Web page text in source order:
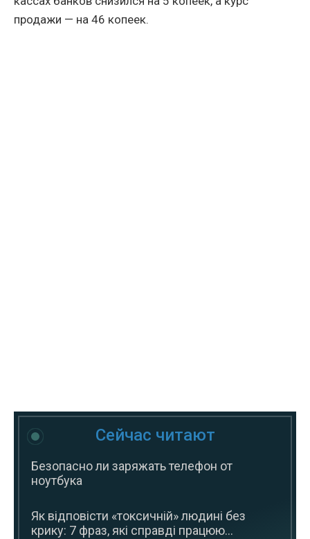
продажи — на 46 копеек.
Сейчас читают
Безопасно ли заряжать телефон от
ноутбука
Як відповісти «токсичній» людині без
крику: 7 фраз, які справді працюю...